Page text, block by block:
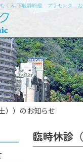
くみ 下肢静脈瘤 プラセンタ お
））のお知らせ
臨時休診